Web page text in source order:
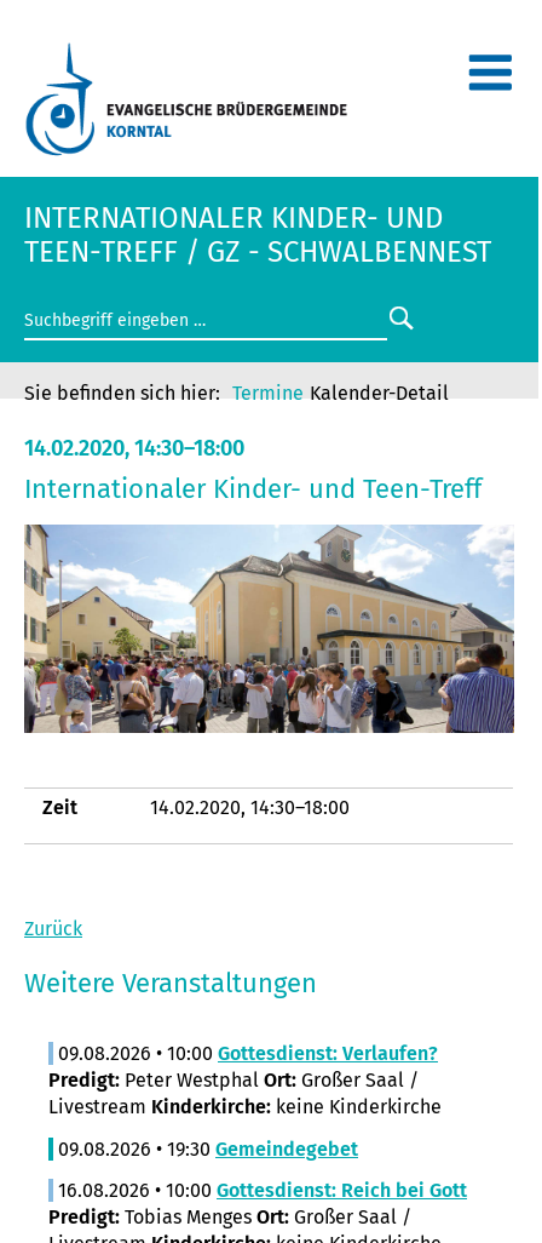
INTERNATIONALER KINDER- UND
TEEN-TREFF / GZ - SCHWALBENNEST
Termine Kalender-Detail
14.02.2020, 14:30–18:00
Internationaler Kinder- und Teen-Treff
Zeit 14.02.2020, 14:30–18:00
Zurück
Weitere Veranstaltungen
09.08.2026 • 10:00 Gottesdienst: Verlaufen?
Predigt: Peter Westphal Ort: Großer Saal /
Livestream Kinderkirche: keine Kinderkirche
09.08.2026 • 19:30 Gemeindegebet
16.08.2026 • 10:00 Gottesdienst: Reich bei Gott
Predigt: Tobias Menges Ort: Großer Saal /